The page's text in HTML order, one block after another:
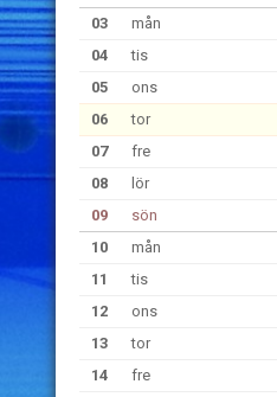
03
mån
04
tis
05
ons
06
tor
07
fre
08
lör
09
sön
10
mån
11
tis
12
ons
13
tor
14
fre